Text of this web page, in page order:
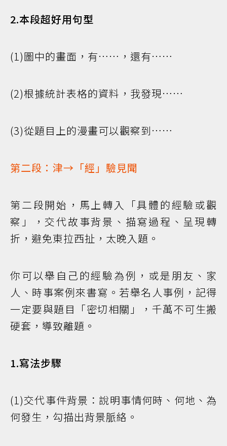
2.本段超好用句型
(1)圖中的畫面，有……，還有……
(2)根據統計表格的資料，我發現……
(3)從題目上的漫畫可以觀察到……
第二段：津→「經」驗見聞
第二段開始，馬上轉入「具體的經驗或觀
察」，交代故事背景、描寫過程、呈現轉
折，避免東拉西扯，太晚入題。
你可以舉自己的經驗為例，或是朋友、家
人、時事案例來書寫。若舉名人事例，記得
一定要與題目「密切相關」，千萬不可生搬
硬套，導致離題。
1.寫法步驟
(1)交代事件背景：說明事情何時、何地、為
何發生，勾描出背景脈絡。